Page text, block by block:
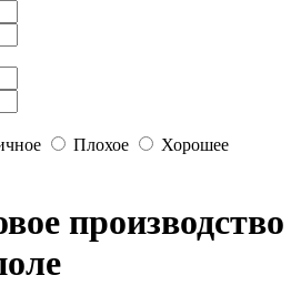
Плохое Хорошее
производство